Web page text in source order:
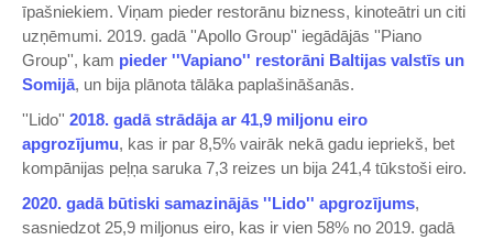
īpašniekiem. Viņam pieder restorānu bizness, kinoteātri un citi
uzņēmumi. 2019. gadā ''Apollo Group'' iegādājās ''Piano
Group'', kam pieder ''Vapiano'' restorāni Baltijas valstīs un
Somijā, un bija plānota tālāka paplašināšanās.
''Lido'' 2018. gadā strādāja ar 41,9 miljonu eiro
apgrozījumu, kas ir par 8,5% vairāk nekā gadu iepriekš, bet
kompānijas peļņa saruka 7,3 reizes un bija 241,4 tūkstoši eiro.
2020. gadā būtiski samazinājās ''Lido'' apgrozījums,
sasniedzot 25,9 miljonus eiro, kas ir vien 58% no 2019. gadā